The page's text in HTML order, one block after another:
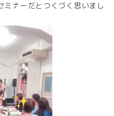
ミナーだとつくづく思いまし